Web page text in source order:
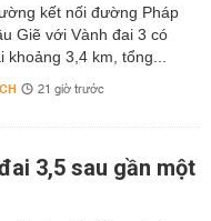
kết nối đường Pháp
Giẽ với Vành đai 3 có
khoảng 3,4 km, tổng...
21 giờ trước
3,5 sau gần một